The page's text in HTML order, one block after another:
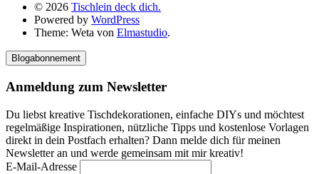
© 2026 Tischlein deck dich.
Powered by WordPress
Theme: Weta von Elmastudio.
Blogabonnement
Anmeldung zum Newsletter
Du liebst kreative Tischdekorationen, einfache DIYs und möchtest
regelmäßige Inspirationen, nützliche Tipps und kostenlose Vorlagen
direkt in dein Postfach erhalten? Dann melde dich für meinen
Newsletter an und werde gemeinsam mit mir kreativ!
E-Mail-Adresse